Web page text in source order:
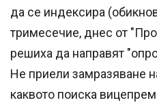
да се индексира
тримесечие, днес от
решиха да направят
Не приели замразяване
каквото поиска